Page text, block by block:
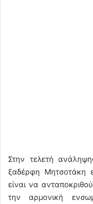
Στην τελετή
ξαδέρφη Μητσοτάκη
είναι να
την αρμονική